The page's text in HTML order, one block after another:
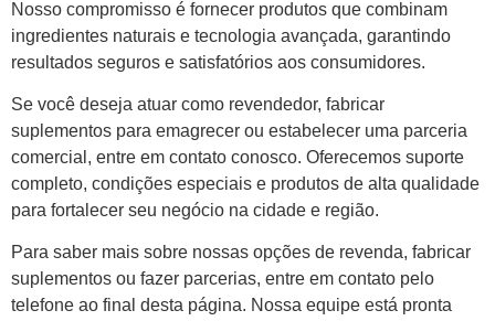
Nosso compromisso é fornecer produtos que combinam
ingredientes naturais e tecnologia avançada, garantindo
resultados seguros e satisfatórios aos consumidores.
Se você deseja atuar como revendedor, fabricar
suplementos para emagrecer ou estabelecer uma parceria
comercial, entre em contato conosco. Oferecemos suporte
completo, condições especiais e produtos de alta qualidade
para fortalecer seu negócio na cidade e região.
Para saber mais sobre nossas opções de revenda, fabricar
suplementos ou fazer parcerias, entre em contato pelo
telefone ao final desta página. Nossa equipe está pronta